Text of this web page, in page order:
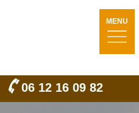
MENU
06 12 16 09 82